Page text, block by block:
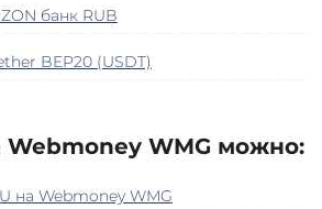
банк RUB
BEP20 (USDT)
WMG можно:
на Webmoney WMG